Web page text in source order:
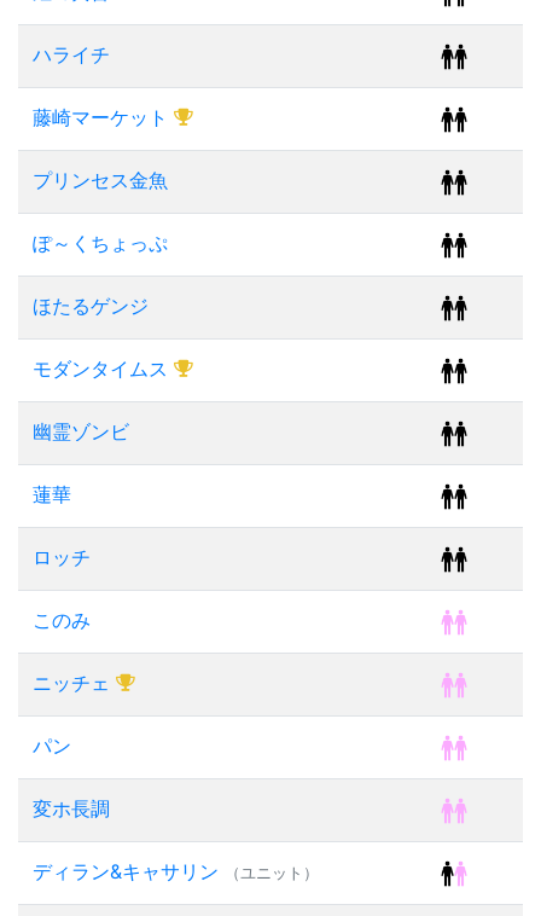
ハライチ
藤崎マーケット
プリンセス金魚
ぽ～くちょっぷ
ほたるゲンジ
モダンタイムス
幽霊ゾンビ
蓮華
ロッチ
このみ
ニッチェ
パン
変ホ長調
ディラン&キャサリン （ユニット）